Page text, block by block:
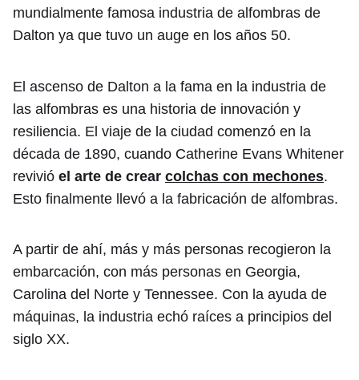
mundialmente famosa industria de alfombras de
Dalton ya que tuvo un auge en los años 50.
El ascenso de Dalton a la fama en la industria de
las alfombras es una historia de innovación y
resiliencia. El viaje de la ciudad comenzó en la
década de 1890, cuando Catherine Evans Whitener
revivió el arte de crear colchas con mechones.
Esto finalmente llevó a la fabricación de alfombras.
A partir de ahí, más y más personas recogieron la
embarcación, con más personas en Georgia,
Carolina del Norte y Tennessee. Con la ayuda de
máquinas, la industria echó raíces a principios del
siglo XX.